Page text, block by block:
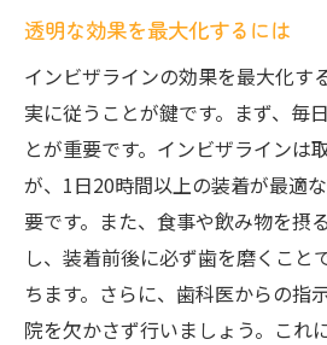
透明な効果を最大化するには
インビザラインの効果を最大化す
実に従うことが鍵です。まず、毎
とが重要です。インビザラインは
が、1日20時間以上の装着が最適
要です。また、食事や飲み物を摂
し、装着前後に必ず歯を磨くこと
ちます。さらに、歯科医からの指
院を欠かさず行いましょう。これ